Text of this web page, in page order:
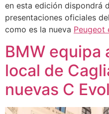
en esta edición dispondrá
presentaciones oficiales
como es la nueva Peugeot
BMW equipa
local de
nuevas C